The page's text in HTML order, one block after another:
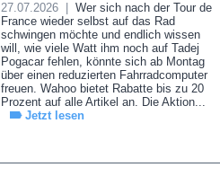
27.07.2026 |
Wer sich nach der Tour de
France wieder selbst auf das Rad
schwingen möchte und endlich wissen
will, wie viele Watt ihm noch auf Tadej
Pogacar fehlen, könnte sich ab Montag
über einen reduzierten Fahrradcomputer
freuen. Wahoo bietet Rabatte bis zu 20
Prozent auf alle Artikel an. Die Aktion...
Jetzt lesen